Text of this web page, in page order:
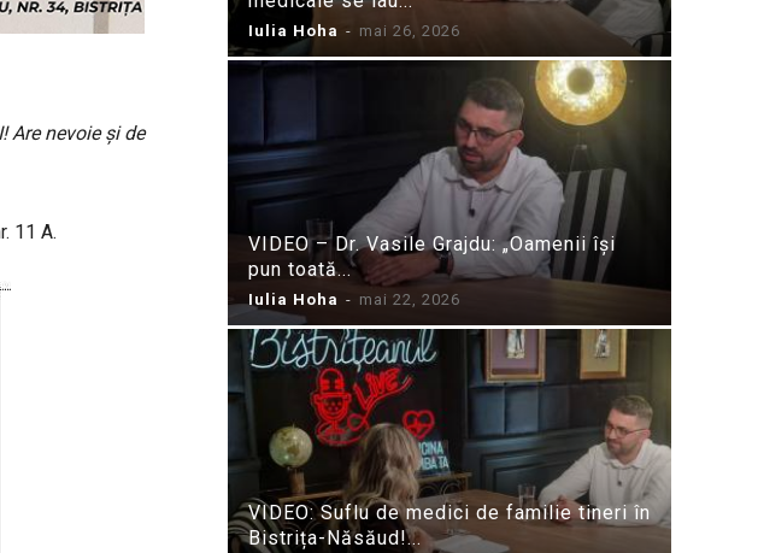
Are nevoie și de
11 A.
Iulia Hoha - mai 26, 2026
VIDEO – Dr. Vasile Grajdu: „Oamenii își
pun toată...
Iulia Hoha - mai 22, 2026
VIDEO: Suflu de medici de familie tineri în
Bistrița-Năsăud!...